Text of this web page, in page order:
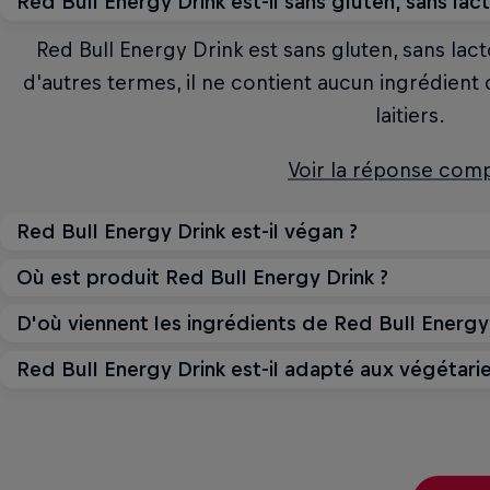
Red Bull Energy Drink est sans gluten, sans
d'autres termes, il ne contient aucun
laitiers.
Voir la réponse
Red Bull Energy Drink est-il végan ?
Les boissons Red Bull Energy Drink, Red Bull
Editions ne contiennent aucun produit ni
Voir la réponse
Où est produit Red Bull Energy Drink ?
Les principaux sites de production de Red Bull
Autriche, en Suisse et aux
D'où viennent les ingrédients de Red Bull Energy
L'eau est prélevée localement sur le site de
Red Bull Energy Drink est-il adapté aux